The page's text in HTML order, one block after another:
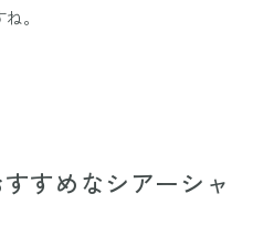
。
すめなシアーシャ